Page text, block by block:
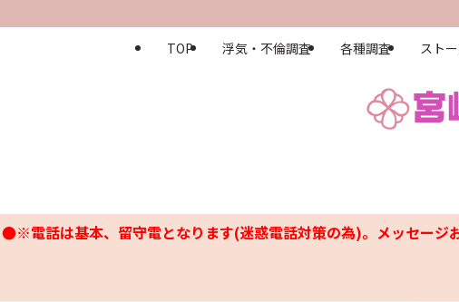
TOP 浮気・不倫調査 各種調査 スト
●※電話は基本、留守電となります(迷惑電話対策の為)。メッセージ